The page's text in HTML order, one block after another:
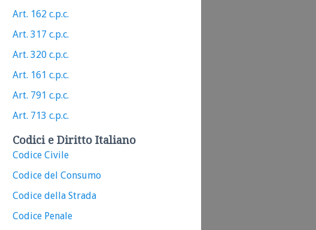
Art. 162 c.p.c.
Art. 317 c.p.c.
Art. 320 c.p.c.
Art. 161 c.p.c.
Art. 791 c.p.c.
Art. 713 c.p.c.
Codici e Diritto Italiano
Codice Civile
Codice del Consumo
Codice della Strada
Codice Penale